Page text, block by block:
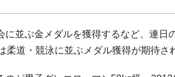
に並ぶ金メダルを獲得するなど、連日
柔道・競泳に並ぶメダル獲得が期待さ